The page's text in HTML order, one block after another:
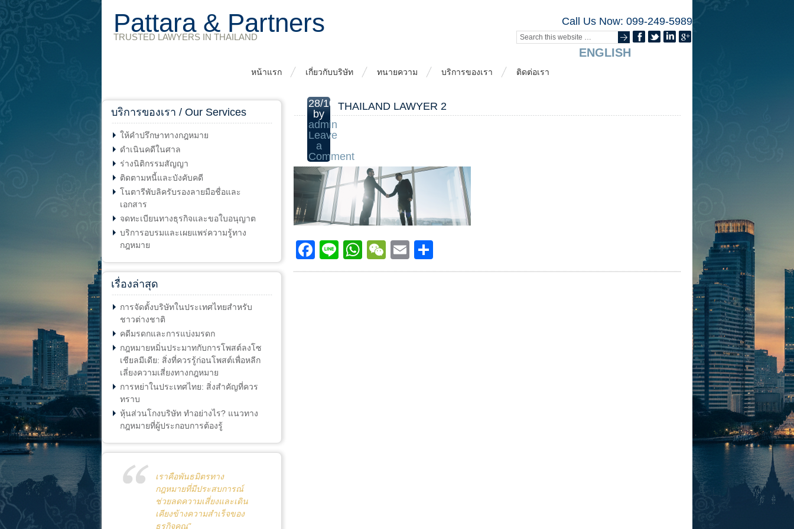
Pattara & Partners
TRUSTED LAWYERS IN THAILAND
Call Us Now: 099-249-5989
ENGLISH
หน้าแรก เกี่ยวกับบริษัท ทนายความ บริการของเรา ติดต่อเรา
28/10/2017
by
admin
Leave
a
Comment
THAILAND LAWYER 2
Facebook
LineWhatsApp
WeChat
Email
บริการของเรา / Our Services
ให้คำปรึกษาทางกฎหมาย
ดำเนินคดีในศาล
ร่างนิติกรรมสัญญา
ติดตามหนี้และบังคับคดี
โนตารีพับลิครับรองลายมือชื่อและ
เอกสาร
จดทะเบียนทางธุรกิจและขอใบอนุญาต
บริการอบรมและเผยแพร่ความรู้ทาง
กฎหมาย
เรื่องล่าสุด
การจัดตั้งบริษัทในประเทศไทยสำหรับ
ชาวต่างชาติ
คดีมรดกและการแบ่งมรดก
กฎหมายหมิ่นประมาทกับการโพสต์ลงโซ
เชียลมีเดีย: สิ่งที่ควรรู้ก่อนโพสต์เพื่อหลีก
เลี่ยงความเสี่ยงทางกฎหมาย
การหย่าในประเทศไทย: สิ่งสำคัญที่ควร
ทราบ
หุ้นส่วนโกงบริษัท ทำอย่างไร? แนวทาง
กฎหมายที่ผู้ประกอบการต้องรู้
เราคือพันธมิตรทาง
กฎหมายที่มีประสบการณ์
ช่วยลดความเสี่ยงและเดิน
เคียงข้างความสำเร็จของ
ธุรกิจคุณ"